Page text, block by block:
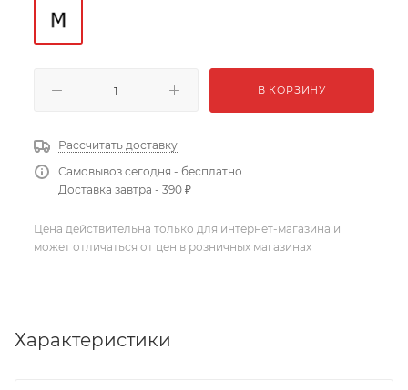
В КОРЗИНУ
Рассчитать доставку
Самовывоз сегодня - бесплатно
Доставка завтра - 390 ₽
Цена действительна только для интернет-магазина и
может отличаться от цен в розничных магазинах
Характеристики